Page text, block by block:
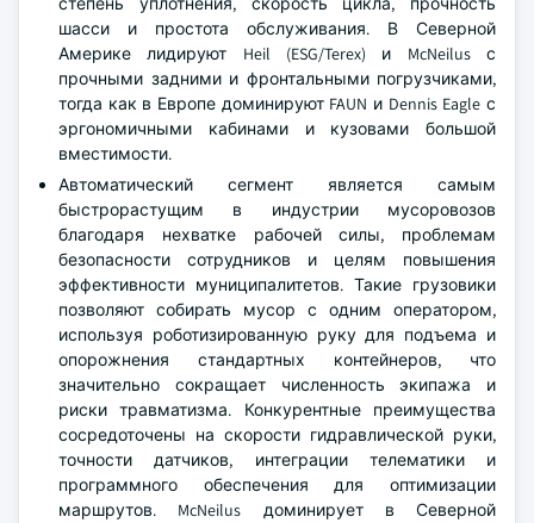
шасси и простота обслуживания. В Северной
Америке лидируют Heil (ESG/Terex) и McNeilus с
прочными задними и фронтальными погрузчиками,
тогда как в Европе доминируют FAUN и Dennis Eagle с
эргономичными кабинами и кузовами большой
вместимости.
Автоматический сегмент является самым
быстрорастущим в индустрии мусоровозов
благодаря нехватке рабочей силы, проблемам
безопасности сотрудников и целям повышения
эффективности муниципалитетов. Такие грузовики
позволяют собирать мусор с одним оператором,
используя роботизированную руку для подъема и
опорожнения стандартных контейнеров, что
значительно сокращает численность экипажа и
риски травматизма. Конкурентные преимущества
сосредоточены на скорости гидравлической руки,
точности датчиков, интеграции телематики и
программного обеспечения для оптимизации
маршрутов. McNeilus доминирует в Северной